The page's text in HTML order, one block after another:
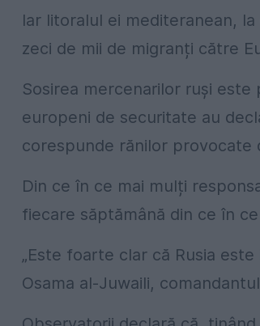
Iar litoralul ei mediteranean,
zeci de mii de migranți către
Sosirea mercenarilor ruși
europeni de securitate au
corespunde rănilor provocate
Din ce în ce mai mulți
fiecare săptămână din ce în
„Este foarte clar că Rusia
Osama al-Juwaili,